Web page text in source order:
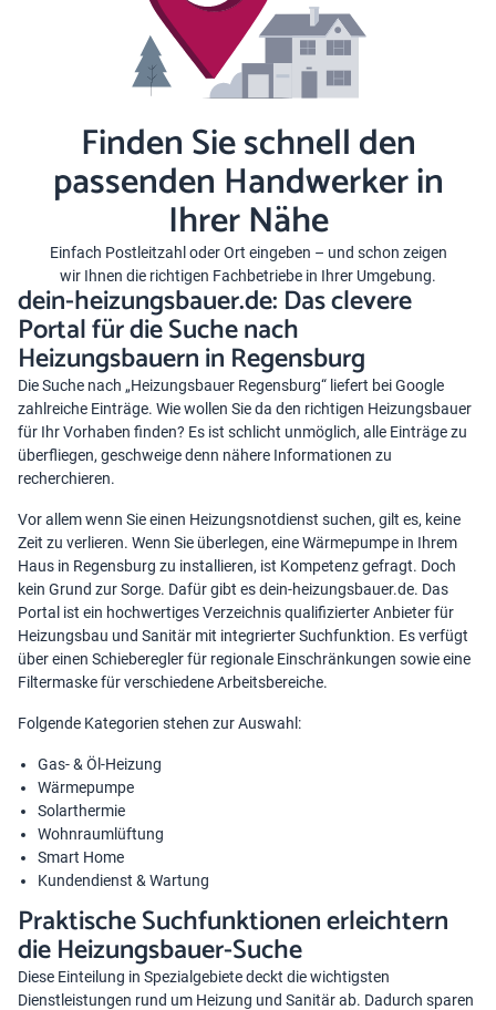
Finden Sie schnell den
passenden Handwerker in
Ihrer Nähe
Einfach Postleitzahl oder Ort eingeben – und schon zeigen
wir Ihnen die richtigen Fachbetriebe in Ihrer Umgebung.
dein-heizungsbauer.de: Das clevere
Portal für die Suche nach
Heizungsbauern in Regensburg
Die Suche nach „Heizungsbauer Regensburg“ liefert bei Google
zahlreiche Einträge. Wie wollen Sie da den richtigen Heizungsbauer
für Ihr Vorhaben finden? Es ist schlicht unmöglich, alle Einträge zu
überfliegen, geschweige denn nähere Informationen zu
recherchieren.
Vor allem wenn Sie einen Heizungsnotdienst suchen, gilt es, keine
Zeit zu verlieren. Wenn Sie überlegen, eine Wärmepumpe in Ihrem
Haus in Regensburg zu installieren, ist Kompetenz gefragt. Doch
kein Grund zur Sorge. Dafür gibt es dein-heizungsbauer.de. Das
Portal ist ein hochwertiges Verzeichnis qualifizierter Anbieter für
Heizungsbau und Sanitär mit integrierter Suchfunktion. Es verfügt
über einen Schieberegler für regionale Einschränkungen sowie eine
Filtermaske für verschiedene Arbeitsbereiche.
Folgende Kategorien stehen zur Auswahl:
Gas- & Öl-Heizung
Wärmepumpe
Solarthermie
Wohnraumlüftung
Smart Home
Kundendienst & Wartung
Praktische Suchfunktionen erleichtern
die Heizungsbauer-Suche
Diese Einteilung in Spezialgebiete deckt die wichtigsten
Dienstleistungen rund um Heizung und Sanitär ab. Dadurch sparen